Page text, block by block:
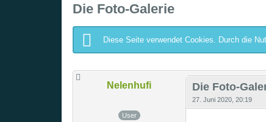
Die Foto-Galerie
Diese Seite verwendet Cookies. Durch die
Nelenhufi
User
Die Foto-
27. Juni 2020, 20:19